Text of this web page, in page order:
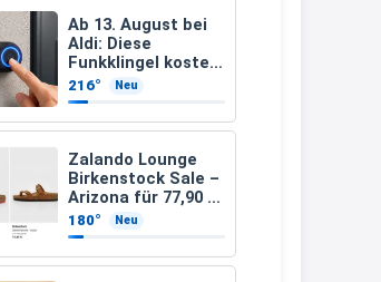
Ab 13. August bei
Aldi: Diese
Funkklingel kostet
nur 3,49 Euro
216° Neu
Zalando Lounge
Birkenstock Sale –
Arizona für 77,90 €
statt 120 €
180° Neu
müsste schon stornieren und
nochmal bestellen, da man
Rabattcodes oder auch
Geschenkgutscheine im
Warenkorb oder an der Kasse
VOR dem Kauf einlösen kann.
17:06
↩